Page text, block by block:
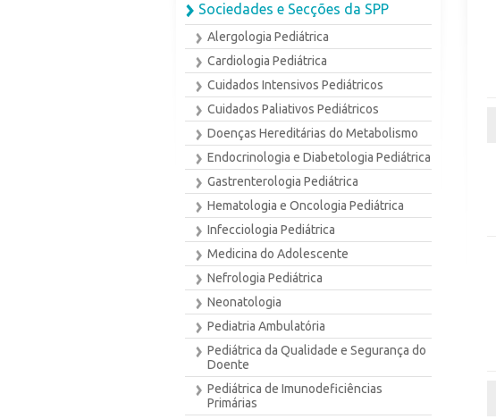
Sociedades e Secções da SPP
Alergologia Pediátrica
Cardiologia Pediátrica
Cuidados Intensivos Pediátricos
Cuidados Paliativos Pediátricos
Doenças Hereditárias do Metabolismo
Endocrinologia e Diabetologia Pediátrica
Gastrenterologia Pediátrica
Hematologia e Oncologia Pediátrica
Infecciologia Pediátrica
Medicina do Adolescente
Nefrologia Pediátrica
Neonatologia
Pediatria Ambulatória
Pediátrica da Qualidade e Segurança do
Doente
Pediátrica de Imunodeficiências
Primárias